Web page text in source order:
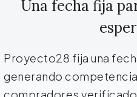
Una fecha fija
Proyecto28 fija una
generando
compradores